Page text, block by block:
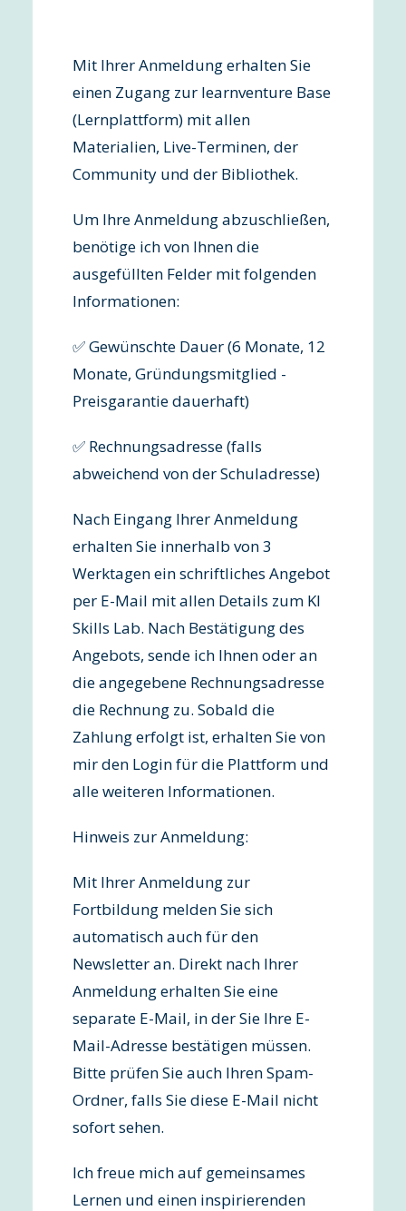
Mit Ihrer Anmeldung erhalten Sie
einen Zugang zur learnventure Base
(Lernplattform) mit allen
Materialien, Live-Terminen, der
Community und der Bibliothek.
Um Ihre Anmeldung abzuschließen,
benötige ich von Ihnen die
ausgefüllten Felder mit folgenden
Informationen:
✅ Gewünschte Dauer (6 Monate, 12
Monate, Gründungsmitglied -
Preisgarantie dauerhaft)
✅ Rechnungsadresse (falls
abweichend von der Schuladresse)
Nach Eingang Ihrer Anmeldung
erhalten Sie innerhalb von 3
Werktagen ein schriftliches Angebot
per E-Mail mit allen Details zum KI
Skills Lab. Nach Bestätigung des
Angebots, sende ich Ihnen oder an
die angegebene Rechnungsadresse
die Rechnung zu. Sobald die
Zahlung erfolgt ist, erhalten Sie von
mir den Login für die Plattform und
alle weiteren Informationen.
Hinweis zur Anmeldung:
Mit Ihrer Anmeldung zur
Fortbildung melden Sie sich
automatisch auch für den
Newsletter an. Direkt nach Ihrer
Anmeldung erhalten Sie eine
separate E-Mail, in der Sie Ihre E-
Mail-Adresse bestätigen müssen.
Bitte prüfen Sie auch Ihren Spam-
Ordner, falls Sie diese E-Mail nicht
sofort sehen.
Ich freue mich auf gemeinsames
Lernen und einen inspirierenden